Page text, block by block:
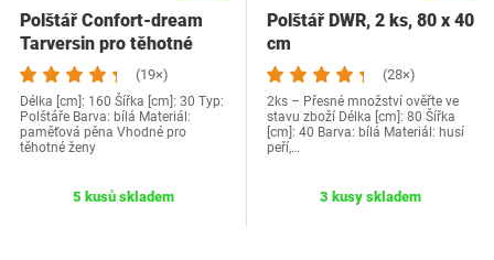
Polštář Confort-dream
Tarversin pro těhotné
(19×)
Délka [cm]: 160 Šířka [cm]: 30 Typ:
Polštáře Barva: bílá Materiál:
paměťová pěna Vhodné pro
těhotné ženy
5 kusů skladem
Polštář DWR, 2 ks, 80 x 40
cm
(28×)
2ks – Přesné množství ověřte ve
stavu zboží Délka [cm]: 80 Šířka
[cm]: 40 Barva: bílá Materiál: husí
peří,…
3 kusy skladem